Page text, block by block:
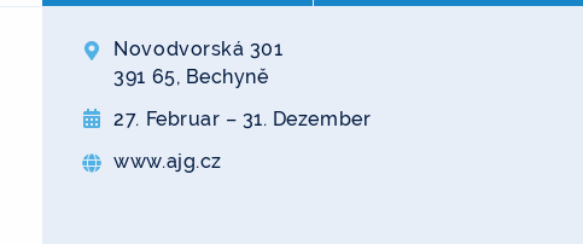
Novodvorská 301
391 65, Bechyně
27. Februar – 31. Dezember
www.ajg.cz